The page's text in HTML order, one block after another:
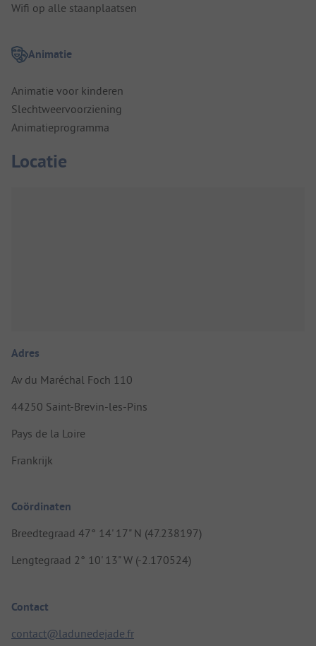
Wifi op alle staanplaatsen
Animatie
Animatie voor kinderen
Slechtweervoorziening
Animatieprogramma
Locatie
Adres
Av du Maréchal Foch 110
44250 Saint-Brevin-les-Pins
Pays de la Loire
Frankrijk
Coördinaten
Breedtegraad 47° 14' 17" N (47.238197)
Lengtegraad 2° 10' 13" W (-2.170524)
Contact
contact@ladunedejade.fr